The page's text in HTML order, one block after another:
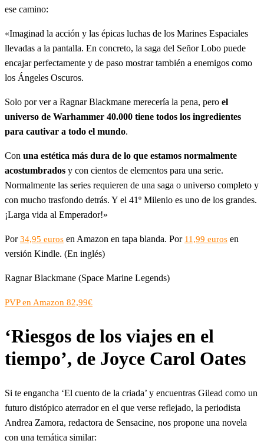
ese camino:
«Imaginad la acción y las épicas luchas de los Marines Espaciales
llevadas a la pantalla. En concreto, la saga del Señor Lobo puede
encajar perfectamente y de paso mostrar también a enemigos como
los Ángeles Oscuros.
Solo por ver a Ragnar Blackmane merecería la pena, pero el
universo de Warhammer 40.000 tiene todos los ingredientes
para cautivar a todo el mundo.
Con una estética más dura de lo que estamos normalmente
acostumbrados y con cientos de elementos para una serie.
Normalmente las series requieren de una saga o universo completo y
con mucho trasfondo detrás. Y el 41º Milenio es uno de los grandes.
¡Larga vida al Emperador!»
Por34,95 euros en Amazon en tapa blanda. Por 11,99 euros en
versión Kindle. (En inglés)
Ragnar Blackmane (Space Marine Legends)
PVP en Amazon 82,99€
‘Riesgos de los viajes en el
tiempo’, de Joyce Carol Oates
Si te engancha ‘El cuento de la criada’ y encuentras Gilead como un
futuro distópico aterrador en el que verse reflejado, la periodista
Andrea Zamora, redactora de Sensacine, nos propone una novela
con una temática similar: